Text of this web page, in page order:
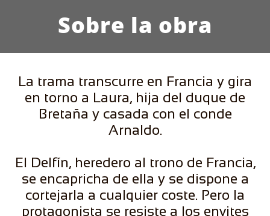
Sobre la obra
La trama transcurre en Francia y gira
en torno a Laura, hija del duque de
Bretaña y casada con el conde
Arnaldo.
El Delfín, heredero al trono de Francia,
se encapricha de ella y se dispone a
cortejarla a cualquier coste. Pero la
protagonista se resiste a los envites